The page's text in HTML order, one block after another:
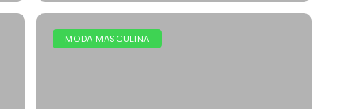
MODA MASCULINA